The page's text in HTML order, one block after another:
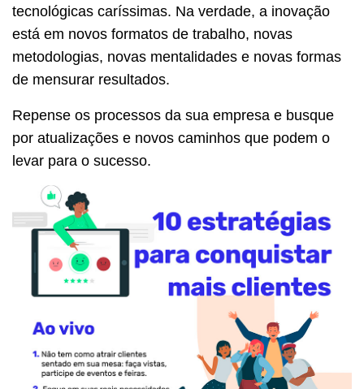
tecnológicas caríssimas. Na verdade, a inovação
está em novos formatos de trabalho, novas
metodologias, novas mentalidades e novas formas
de mensurar resultados.
Repense os processos da sua empresa e busque
por atualizações e novos caminhos que podem o
levar para o sucesso.